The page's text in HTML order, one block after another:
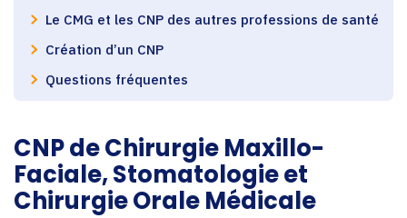
Le CMG et les CNP des autres professions de santé
Création d’un CNP
Questions fréquentes
CNP de Chirurgie Maxillo-
Faciale, Stomatologie et
Chirurgie Orale Médicale